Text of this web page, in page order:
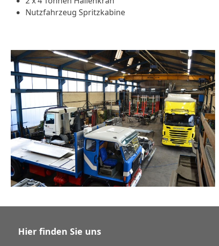
Nutzfahrzeug Spritzkabine
Hier finden Sie uns